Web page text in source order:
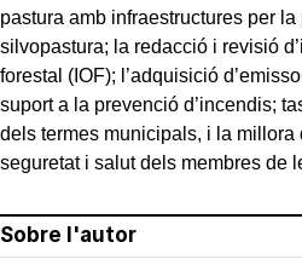
pastura amb infraestructures per
silvopastura; la redacció i revisió
forestal (IOF); l’adquisició
suport a la prevenció d’incendis;
dels termes municipals, i la
seguretat i salut dels membres de
Sobre l'autor